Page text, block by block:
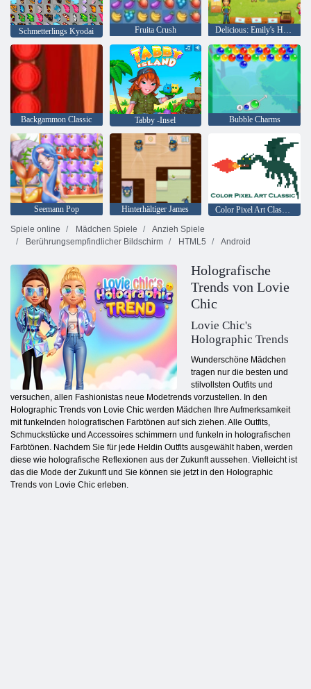
Schmetterlings Kyodai Fruita Crush Delicious: Emily's Home, Sweet Home
Backgammon Classic Tabby -Insel Bubble Charms
Seemann Pop Hinterhältiger James
Color Pixel Art Classic Classic
Spiele online
Mädchen Spiele
Anzieh Spiele
Berührungsempfindlicher Bildschirm
HTML5 Android
Holografische
Trends von Lovie
Chic
Lovie Chic's
Holographic Trends
Wunderschöne Mädchen
tragen nur die besten und
stilvollsten Outfits und
versuchen, allen Fashionistas neue Modetrends vorzustellen. In den
Holographic Trends von Lovie Chic werden Mädchen Ihre Aufmerksamkeit
mit funkelnden holografischen Farbtönen auf sich ziehen. Alle Outfits,
Schmuckstücke und Accessoires schimmern und funkeln in holografischen
Farbtönen. Nachdem Sie für jede Heldin Outfits ausgewählt haben, werden
diese wie holografische Reflexionen aus der Zukunft aussehen. Vielleicht ist
das die Mode der Zukunft und Sie können sie jetzt in den Holographic
Trends von Lovie Chic erleben.